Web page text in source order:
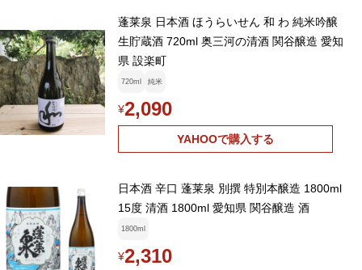
蓬莱泉 日本酒 ほうらいせん 和 わ 純米吟醸
生貯蔵酒 720ml 奥三河の清酒 関谷醸造 愛知
県 設楽町
720ml 純米
¥2,090
YAHOOで購入する
日本酒 辛口 蓬莱泉 別撰 特別本醸造 1800ml
15度 清酒 1800ml 愛知県 関谷醸造 酒
1800ml
¥2,310